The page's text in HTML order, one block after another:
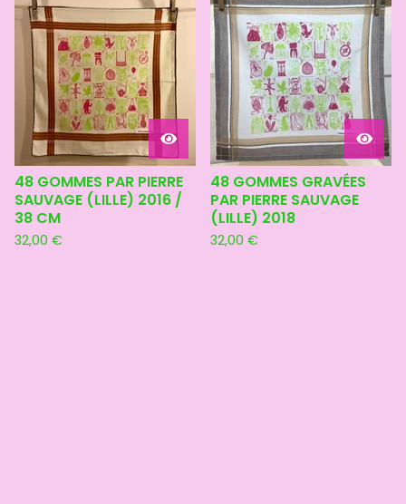
48 GOMMES PAR PIERRE
SAUVAGE (LILLE) 2016 /
38 CM
32,00 €
48 GOMMES GRAVÉES
PAR PIERRE SAUVAGE
(LILLE) 2018
32,00 €